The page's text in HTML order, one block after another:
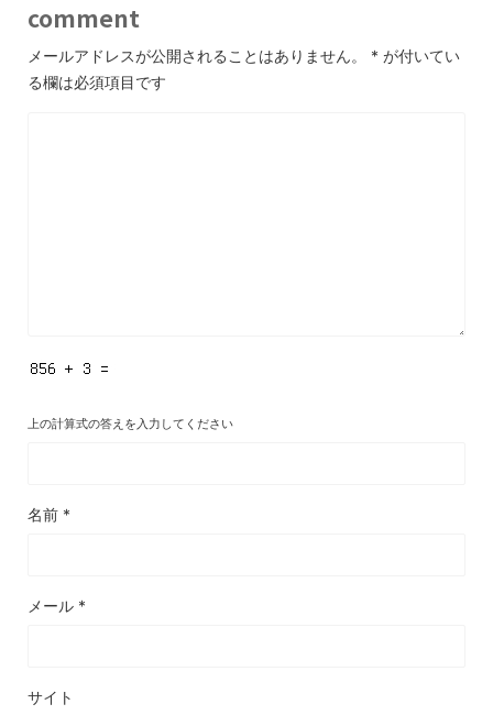
comment
メールアドレスが公開されることはありません。 * が付いてい
る欄は必須項目です
上の計算式の答えを入力してください
名前 *
メール *
サイト